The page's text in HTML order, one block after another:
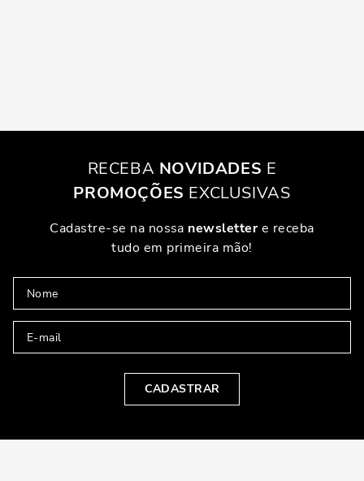
RECEBA NOVIDADES E
PROMOÇÕES EXCLUSIVAS
Cadastre-se na nossa newslettere receba
tudo em primeira mão!
CADASTRAR